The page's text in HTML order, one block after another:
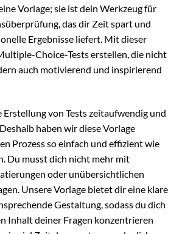
Vorlage; sie ist dein Werkzeug für
das dir Zeit spart und
Ergebnisse liefert. Mit dieser
Choice-Tests erstellen, die nicht
auch motivierend und inspirierend
Erstellung von Tests zeitaufwendig und
haben wir diese Vorlage
Prozess so einfach und effizient wie
Du musst dich nicht mehr mit
oder unübersichtlichen
Unsere Vorlage bietet dir eine klare
Gestaltung, sodass du dich
Inhalt deiner Fragen konzentrieren